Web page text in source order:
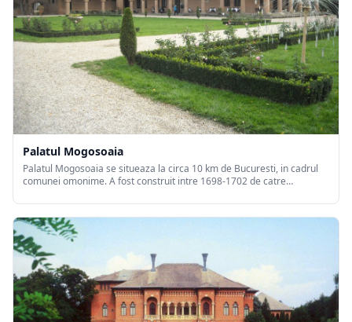
Palatul Mogosoaia
Palatul Mogosoaia se situeaza la circa 10 km de Bucuresti, in cadrul
comunei omonime. A fost construit intre 1698-1702 de catre
sau stil brancovenesc, o combinatie de elemente venet...